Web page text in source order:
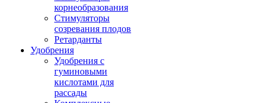
корнеобразования
Стимуляторы
созревания плодов
Ретарданты
Удобрения
Удобрения с
гуминовыми
кислотами для
рассады